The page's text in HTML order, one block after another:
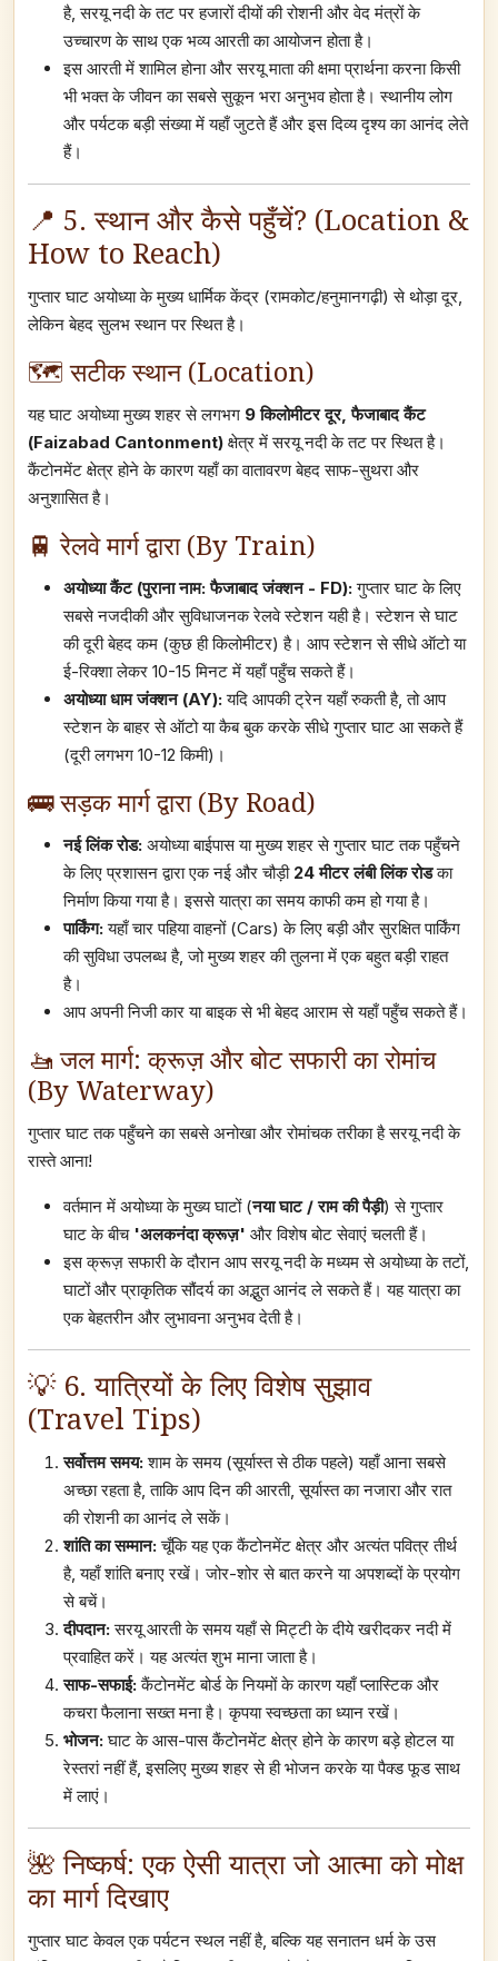
है, सरयू नदी के तट पर हजारों दीयों की रोशनी और वेद मंत्रों के
उच्चारण के साथ एक भव्य आरती का आयोजन होता है।
इस आरती में शामिल होना और सरयू माता की क्षमा प्रार्थना करना किसी
भी भक्त के जीवन का सबसे सुकून भरा अनुभव होता है। स्थानीय लोग
और पर्यटक बड़ी संख्या में यहाँ जुटते हैं और इस दिव्य दृश्य का आनंद लेते
हैं।
📍 5. स्थान और कैसे पहुँचें? (Location &
How to Reach)
गुप्तार घाट अयोध्या के मुख्य धार्मिक केंद्र (रामकोट/हनुमानगढ़ी) से थोड़ा दूर,
लेकिन बेहद सुलभ स्थान पर स्थित है।
🗺️ सटीक स्थान (Location)
यह घाट अयोध्या मुख्य शहर से लगभग 9 किलोमीटर दूर, फैजाबाद कैंट
(Faizabad Cantonment) क्षेत्र में सरयू नदी के तट पर स्थित है।
कैंटोनमेंट क्षेत्र होने के कारण यहाँ का वातावरण बेहद साफ-सुथरा और
अनुशासित है।
🚆 रेलवे मार्ग द्वारा (By Train)
अयोध्या कैंट (पुराना नाम: फैजाबाद जंक्शन - FD):गुप्तार घाट के लिए
सबसे नजदीकी और सुविधाजनक रेलवे स्टेशन यही है। स्टेशन से घाट
की दूरी बेहद कम (कुछ ही किलोमीटर) है। आप स्टेशन से सीधे ऑटो या
ई-रिक्शा लेकर 10-15 मिनट में यहाँ पहुँच सकते हैं।
अयोध्या धाम जंक्शन (AY):यदि आपकी ट्रेन यहाँ रुकती है, तो आप
स्टेशन के बाहर से ऑटो या कैब बुक करके सीधे गुप्तार घाट आ सकते हैं
(दूरी लगभग 10-12 किमी)।
🚌 सड़क मार्ग द्वारा (By Road)
नई लिंक रोड: अयोध्या बाईपास या मुख्य शहर से गुप्तार घाट तक पहुँचने
के लिए प्रशासन द्वारा एक नई और चौड़ी 24 मीटर लंबी लिंक रोडका
निर्माण किया गया है। इससे यात्रा का समय काफी कम हो गया है।
पार्किंग:यहाँ चार पहिया वाहनों (Cars) के लिए बड़ी और सुरक्षित पार्किंग
की सुविधा उपलब्ध है, जो मुख्य शहर की तुलना में एक बहुत बड़ी राहत
है।
आप अपनी निजी कार या बाइक से भी बेहद आराम से यहाँ पहुँच सकते हैं।
🚤 जल मार्ग: क्रूज़ और बोट सफारी का रोमांच
(By Waterway)
गुप्तार घाट तक पहुँचने का सबसे अनोखा और रोमांचक तरीका है सरयू नदी के
रास्ते आना!
वर्तमान में अयोध्या के मुख्य घाटों (नया घाट / राम की पैड़ी) से गुप्तार
घाट के बीच 'अलकनंदा क्रूज़' और विशेष बोट सेवाएं चलती हैं।
इस क्रूज़ सफारी के दौरान आप सरयू नदी के मध्यम से अयोध्या के तटों,
घाटों और प्राकृतिक सौंदर्य का अद्भुत आनंद ले सकते हैं। यह यात्रा का
एक बेहतरीन और लुभावना अनुभव देती है।
💡 6. यात्रियों के लिए विशेष सुझाव
(Travel Tips)
सर्वोत्तम समय:शाम के समय (सूर्यास्त से ठीक पहले) यहाँ आना सबसे
अच्छा रहता है, ताकि आप दिन की आरती, सूर्यास्त का नजारा और रात
की रोशनी का आनंद ले सकें।
शांति का सम्मान:चूँकि यह एक कैंटोनमेंट क्षेत्र और अत्यंत पवित्र तीर्थ
है, यहाँ शांति बनाए रखें। जोर-शोर से बात करने या अपशब्दों के प्रयोग
से बचें।
दीपदान:सरयू आरती के समय यहाँ से मिट्टी के दीये खरीदकर नदी में
प्रवाहित करें। यह अत्यंत शुभ माना जाता है।
साफ-सफाई:कैंटोनमेंट बोर्ड के नियमों के कारण यहाँ प्लास्टिक और
कचरा फैलाना सख्त मना है। कृपया स्वच्छता का ध्यान रखें।
भोजन:घाट के आस-पास कैंटोनमेंट क्षेत्र होने के कारण बड़े होटल या
रेस्तरां नहीं हैं, इसलिए मुख्य शहर से ही भोजन करके या पैक्ड फूड साथ
में लाएं।
🌺 निष्कर्ष: एक ऐसी यात्रा जो आत्मा को मोक्ष
का मार्ग दिखाए
गुप्तार घाट केवल एक पर्यटन स्थल नहीं है, बल्कि यह सनातन धर्म के उस